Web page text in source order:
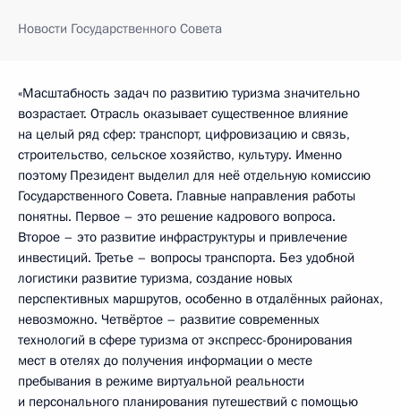
Новости Государственного Совета
«Масштабность задач по развитию туризма значительно
возрастает. Отрасль оказывает существенное влияние
на целый ряд сфер: транспорт, цифровизацию и связь,
строительство, сельское хозяйство, культуру. Именно
поэтому Президент выделил для неё отдельную комиссию
Государственного Совета. Главные направления работы
понятны. Первое – это решение кадрового вопроса.
Второе – это развитие инфраструктуры и привлечение
инвестиций. Третье – вопросы транспорта. Без удобной
логистики развитие туризма, создание новых
перспективных маршрутов, особенно в отдалённых районах,
невозможно. Четвёртое – развитие современных
технологий в сфере туризма от экспресс-бронирования
мест в отелях до получения информации о месте
пребывания в режиме виртуальной реальности
и персонального планирования путешествий с помощью